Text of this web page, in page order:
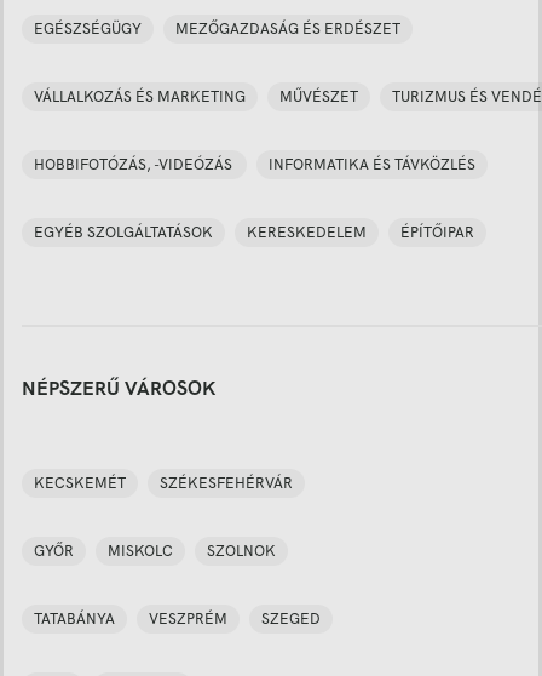
EGÉSZSÉGÜGY MEZŐGAZDASÁG ÉS ERDÉSZET
VÁLLALKOZÁS ÉS MARKETING MŰVÉSZET TURIZMUS ÉS
HOBBIFOTÓZÁS, -VIDEÓZÁS INFORMATIKA ÉS TÁVKÖZLÉS
EGYÉB SZOLGÁLTATÁSOK KERESKEDELEM ÉPÍTŐIPAR
NÉPSZERŰ VÁROSOK
KECSKEMÉT SZÉKESFEHÉRVÁR
GYŐR MISKOLC SZOLNOK
TATABÁNYA VESZPRÉM SZEGED